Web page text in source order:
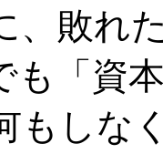
敗れ
も「資
もしな